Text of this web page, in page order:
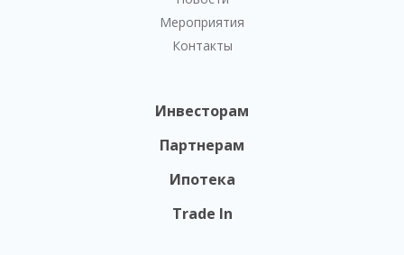
Мероприятия
Контакты
Инвесторам
Партнерам
Ипотека
Trade In